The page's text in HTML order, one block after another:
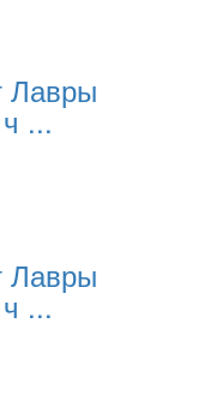
Лавры
...
Лавры
...